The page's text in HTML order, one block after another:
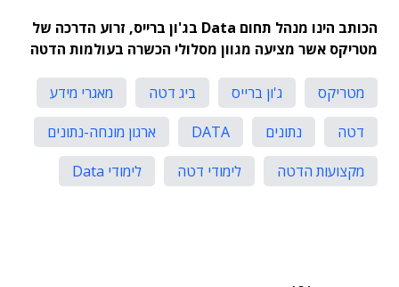
הכותב הינו מנהל תחום Data בג'ון ברייס, זרוע הדרכה של
מטריקס אשר מציעה מגוון מסלולי הכשרה בעולמות הדטה
מטריקס ג'ון ברייס ביג דטה
מאגרי מידע
דטה
נתונים DATA
ארגון מונחה-נתונים
מקצועות הדטה
לימודי דטה לימודי Data